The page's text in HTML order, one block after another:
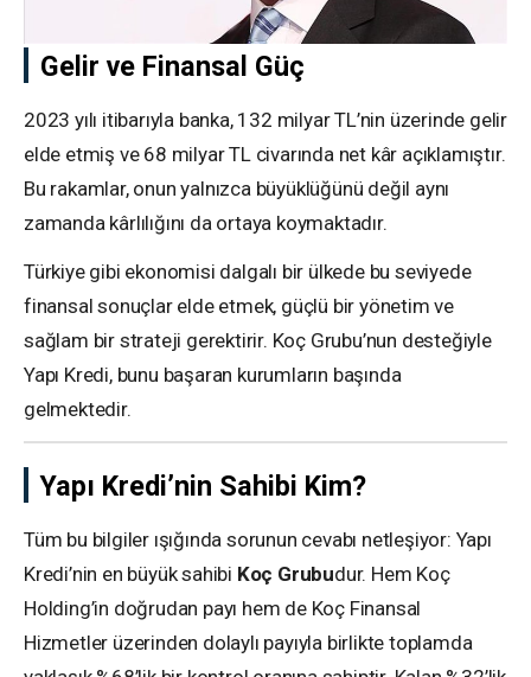
Gelir ve Finansal Güç
2023 yılı itibarıyla banka, 132 milyar TL’nin üzerinde gelir
elde etmiş ve 68 milyar TL civarında net kâr açıklamıştır.
Bu rakamlar, onun yalnızca büyüklüğünü değil aynı
zamanda kârlılığını da ortaya koymaktadır.
Türkiye gibi ekonomisi dalgalı bir ülkede bu seviyede
finansal sonuçlar elde etmek, güçlü bir yönetim ve
sağlam bir strateji gerektirir. Koç Grubu’nun desteğiyle
Yapı Kredi, bunu başaran kurumların başında
gelmektedir.
Yapı Kredi’nin Sahibi Kim?
Tüm bu bilgiler ışığında sorunun cevabı netleşiyor: Yapı
Kredi’nin en büyük sahibi Koç Grubudur. Hem Koç
Holding’in doğrudan payı hem de Koç Finansal
Hizmetler üzerinden dolaylı payıyla birlikte toplamda